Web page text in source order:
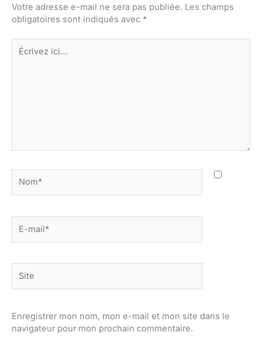
Votre adresse e-mail ne sera pas publiée. Les champs
obligatoires sont indiqués avec *
Écrivez
ici…
mail*
Enregistrer mon nom, mon e-mail et mon site dans le
navigateur pour mon prochain commentaire.